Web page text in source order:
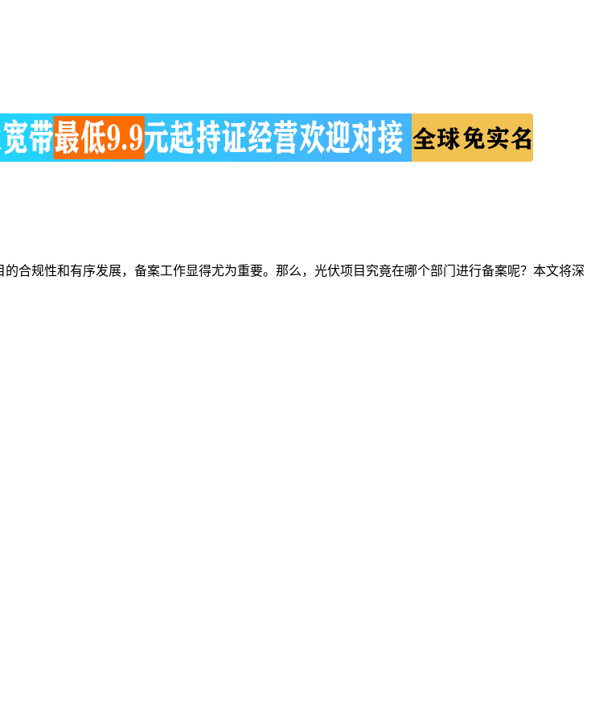
合规性和有序发展，备案工作显得尤为重要。那么，光伏项目究竟在哪个部门进行备案呢？本文将深